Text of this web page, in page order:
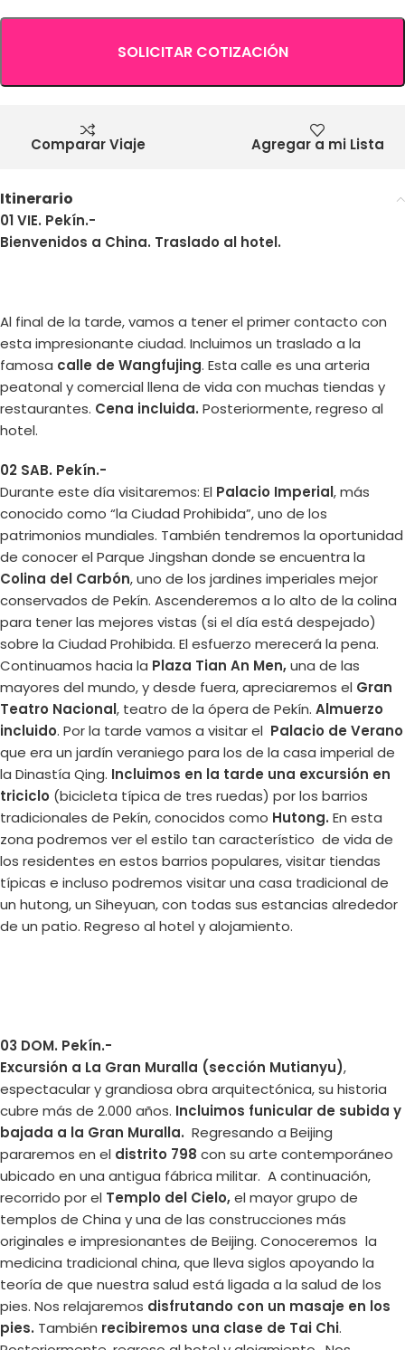
SOLICITAR COTIZACIÓN
Comparar Viaje Agregar a mi Lista
Itinerario
01 VIE. Pekín.-
Bienvenidos a China. Traslado al hotel.
Al final de la tarde, vamos a tener el primer contacto con
esta impresionante ciudad. Incluimos un traslado a la
famosa calle de Wangfujing. Esta calle es una arteria
peatonal y comercial llena de vida con muchas tiendas y
restaurantes. Cena incluida. Posteriormente, regreso al
hotel.
02 SAB. Pekín.-
Durante este día visitaremos: El Palacio Imperial, más
conocido como “la Ciudad Prohibida”, uno de los
patrimonios mundiales. También tendremos la oportunidad
de conocer el Parque Jingshan donde se encuentra la
Colina del Carbón, uno de los jardines imperiales mejor
conservados de Pekín. Ascenderemos a lo alto de la colina
para tener las mejores vistas (si el día está despejado)
sobre la Ciudad Prohibida. El esfuerzo merecerá la pena.
Continuamos hacia la Plaza Tian An Men,una de las
mayores del mundo, y desde fuera, apreciaremos el Gran
Teatro Nacional, teatro de la ópera de Pekín. Almuerzo
incluido. Por la tarde vamos a visitar el Palacio de Verano
que era un jardín veraniego para los de la casa imperial de
la Dinastía Qing. Incluimos en la tarde una excursión en
triciclo (bicicleta típica de tres ruedas) por los barrios
tradicionales de Pekín, conocidos como Hutong. En esta
zona podremos ver el estilo tan característico de vida de
los residentes en estos barrios populares, visitar tiendas
típicas e incluso podremos visitar una casa tradicional de
un hutong, un Siheyuan, con todas sus estancias alrededor
de un patio. Regreso al hotel y alojamiento.
03 DOM. Pekín.-
Excursión a La Gran Muralla (sección Mutianyu),
espectacular y grandiosa obra arquitectónica, su historia
cubre más de 2.000 años. Incluimos funicular de subida y
bajada a la Gran Muralla. Regresando a Beijing
pararemos en el distrito 798 con su arte contemporáneo
ubicado en una antigua fábrica militar. A continuación,
recorrido por el Templo del Cielo,el mayor grupo de
templos de China y una de las construcciones más
originales e impresionantes de Beijing. Conoceremos la
medicina tradicional china, que lleva siglos apoyando la
teoría de que nuestra salud está ligada a la salud de los
pies. Nos relajaremos disfrutando con un masaje en los
pies. También recibiremos una clase de Tai Chi.